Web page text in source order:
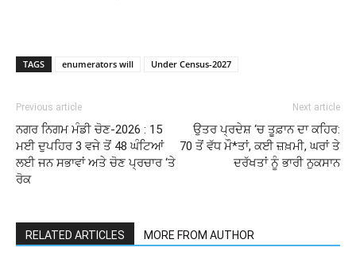
TAGS enumerators will Under Census-2027
Previous article
ਨਗਰ ਨਿਗਮ ਮੰਡੀ ਚੋਣ-2026 : 15
ਮਈ ਦੁਪਹਿਰ 3 ਵਜੇ ਤੋਂ 48 ਘੰਟਿਆਂ
ਲਈ ਜਨ ਸਭਾਵਾਂ ਅਤੇ ਚੋਣ ਪ੍ਰਚਾਰ ‘ਤੇ
ਰੋਕ
Next article
ਉਤਰ ਪ੍ਰਦੇਸ਼ ‘ਚ ਤੂਫ਼ਾਨ ਦਾ ਕਹਿਰ:
70 ਤੋਂ ਵੱਧ ਮੌ*ਤਾਂ, ਕਈ ਜ਼ਖ਼ਮੀ, ਘਰਾਂ ਤੇ
ਦਰੱਖਤਾਂ ਨੂੰ ਭਾਰੀ ਨੁਕਸਾਨ
RELATED ARTICLES MORE FROM AUTHOR